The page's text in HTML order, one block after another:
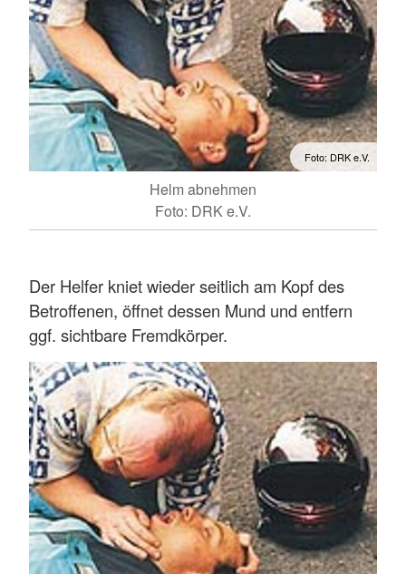
Foto: DRK e.V.
Helm abnehmen
Foto: DRK e.V.
Der Helfer kniet wieder seitlich am Kopf des
Betroffenen, öffnet dessen Mund und entfern
ggf. sichtbare Fremdkörper.